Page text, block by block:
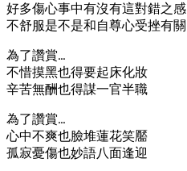
好多傷心事中有沒有這對錯之感
不舒服是不是和自尊心受挫有關
為了讚賞…
不惜摸黑也得要起床化妝
辛苦無酬也得謀一官半職
為了讚賞…
心中不爽也臉堆蓮花笑靨
孤寂憂傷也妙語八面逢迎